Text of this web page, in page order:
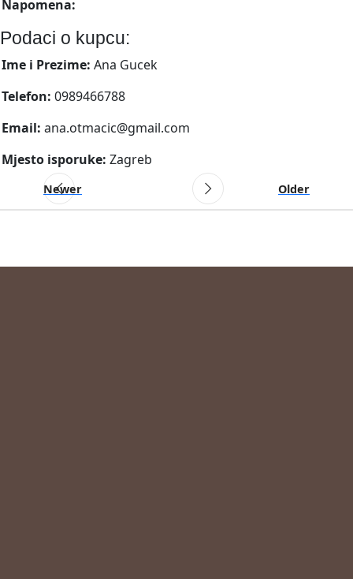
Napomena:
Podaci o kupcu:
Ime i Prezime: Ana Gucek
Telefon: 0989466788
Email: ana.otmacic@gmail.com
Mjesto isporuke: Zagreb
Newer Older